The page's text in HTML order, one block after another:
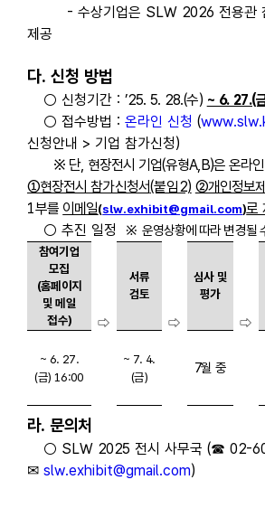
- 수상기업은 SLW 2026 전용관
제공
다. 신청 방법
○ 신청기간 : ’25. 5. 28.(수) ~ 6. 27.(
○ 접수방법 : 온라인 신청 (
신청안내 > 기업 참가신청)
※ 단, 현장전시 기업(유형A,B)은 온라
①현장전시 참가신청서(붙임2) ②개인정보
1부를 이메일(slw.exhibit@gmail.com)로
○ 추진 일정
※ 운영상황에 따라 변경될
참여기업
모집
(홈페이지
및 메일
접수)
⇨
서류
검토
⇨
심사 및
평가
⇨
~ 6. 27.
(금) 16:00
~ 7. 4.
(금)
7월 중
라.문의처
○ SLW 2025 전시 사무국 (☎ 02-
✉ slw.exhibit@gmail.com)